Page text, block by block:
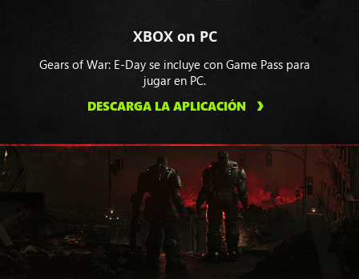
XBOX on PC
Gears of War: E-Day se incluye con Game Pass para
jugar en PC.
DESCARGA LA APLICACIÓN